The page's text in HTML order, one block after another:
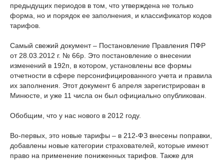
предыдущих периодов в том, что утверждена не только
форма, но и порядок ее заполнения, и классификатор кодов
тарифов.
Самый свежий документ – Постановление Правления ПФР
от 28.03.2012 г. № 66р. Это постановление о внесении
изменений в 192п, в котором, установлены все формы
отчетности в сфере персонифицированного учета и правила
их заполнения. Этот документ 6 апреля зарегистрирован в
Минюсте, и уже 11 числа он был официально опубликован.
Обобщим, что у нас нового в 2012 году.
Во-первых, это новые тарифы – в 212-ФЗ внесены поправки,
добавлены новые категории страхователей, которые имеют
право на применение пониженных тарифов. Также для